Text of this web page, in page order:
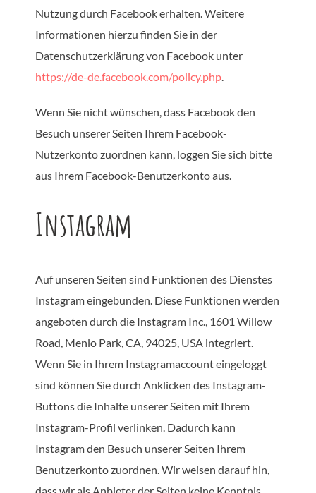
Nutzung durch Facebook erhalten. Weitere
Informationen hierzu finden Sie in der
Datenschutzerklärung von Facebook unter
https://de-de.facebook.com/policy.php.
Wenn Sie nicht wünschen, dass Facebook den
Besuch unserer Seiten Ihrem Facebook-
Nutzerkonto zuordnen kann, loggen Sie sich bitte
aus Ihrem Facebook-Benutzerkonto aus.
Instagram
Auf unseren Seiten sind Funktionen des Dienstes
Instagram eingebunden. Diese Funktionen werden
angeboten durch die Instagram Inc., 1601 Willow
Road, Menlo Park, CA, 94025, USA integriert.
Wenn Sie in Ihrem Instagramaccount eingeloggt
sind können Sie durch Anklicken des Instagram-
Buttons die Inhalte unserer Seiten mit Ihrem
Instagram-Profil verlinken. Dadurch kann
Instagram den Besuch unserer Seiten Ihrem
Benutzerkonto zuordnen. Wir weisen darauf hin,